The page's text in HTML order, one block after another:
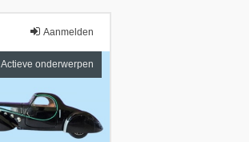
Aanmelden
Actieve onderwerpen